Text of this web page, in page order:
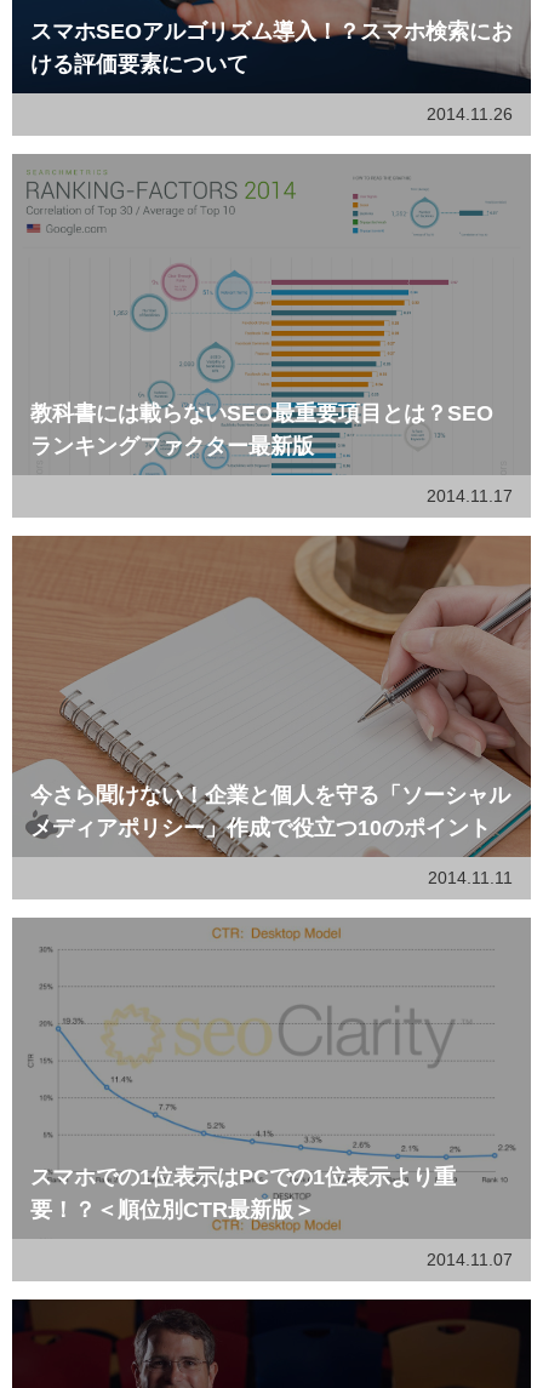
スマホSEOアルゴリズム導入！？スマホ検索にお
ける評価要素について
2014.11.26
教科書には載らないSEO最重要項目とは？SEO
ランキングファクター最新版
2014.11.17
今さら聞けない！企業と個人を守る「ソーシャル
メディアポリシー」作成で役立つ10のポイント
2014.11.11
スマホでの1位表示はPCでの1位表示より重
要！？＜順位別CTR最新版＞
2014.11.07